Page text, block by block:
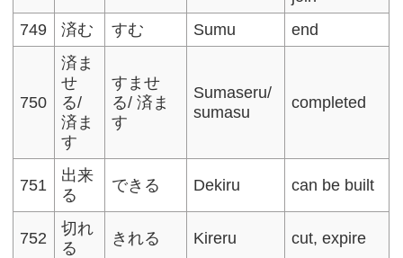
749
済む すむ Sumu end
750
済ま
せ
る/
済ま
す
すませ
る/ 済ま
す
Sumaseru/
sumasu
completed
751
出来
る
できる Dekiru can be built
752
切れ
る
きれる Kireru cut, expire